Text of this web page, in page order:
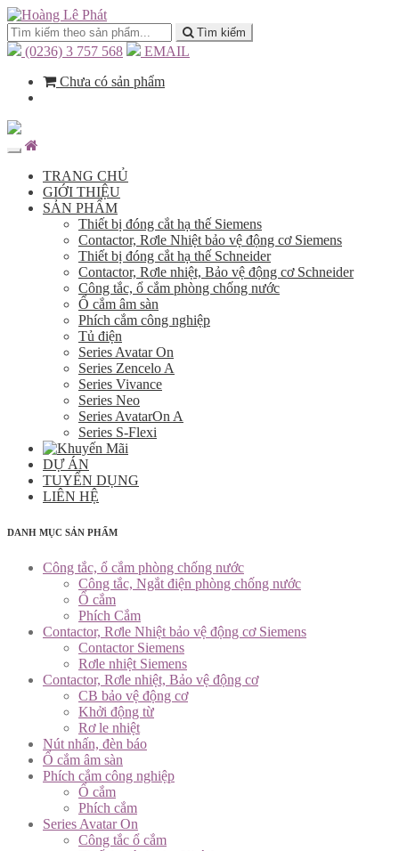
Tìm kiếm
(0236) 3 757 568
EMAIL
Chưa có sản phẩm
TRANG CHỦ
GIỚI THIỆU
SẢN PHẨM
Thiết bị đóng cắt hạ thế Siemens
Contactor, Rơle Nhiệt bảo vệ động cơ Siemens
Thiết bị đóng cắt hạ thế Schneider
Contactor, Rơle nhiệt, Bảo vệ động cơ Schneider
Công tắc, ổ cắm phòng chống nước
Ổ cắm âm sàn
Phích cắm công nghiệp
Tủ điện
Series Avatar On
Series Zencelo A
Series Vivance
Series Neo
Series AvatarOn A
Series S-Flexi
DỰ ÁN
TUYỂN DỤNG
LIÊN HỆ
DANH MỤC SẢN PHẨM
Công tắc, ổ cắm phòng chống nước
Công tắc, Ngắt điện phòng chống nước
Ổ cắm
Phích Cắm
Contactor, Rơle Nhiệt bảo vệ động cơ Siemens
Contactor Siemens
Rơle nhiệt Siemens
Contactor, Rơle nhiệt, Bảo vệ động cơ
CB bảo vệ động cơ
Khởi động từ
Rơ le nhiệt
Nút nhấn, đèn báo
Ổ cắm âm sàn
Phích cắm công nghiệp
Ổ cắm
Phích cắm
Series Avatar On
Công tắc ổ cắm